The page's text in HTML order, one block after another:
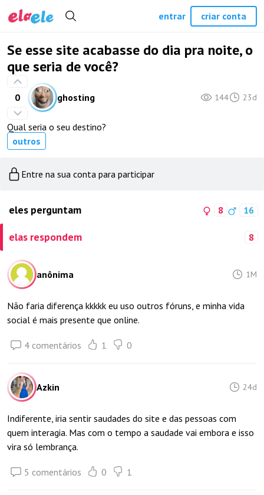
Se esse site acabasse do dia pra noite, o
que seria de você?
0 ghosting 144 23d
Qual seria o seu destino?
outros
Entre na sua conta para participar
eles perguntam 8 16
elas respondem 8
anônima 1M
Não faria diferença kkkkk eu uso outros fóruns, e minha vida
social é mais presente que online.
4 comentários 1 0
Azkin 24d
Indiferente, iria sentir saudades do site e das pessoas com
quem interagia. Mas com o tempo a saudade vai embora e isso
vira só lembrança.
5 comentários 0 1
entrar criar conta